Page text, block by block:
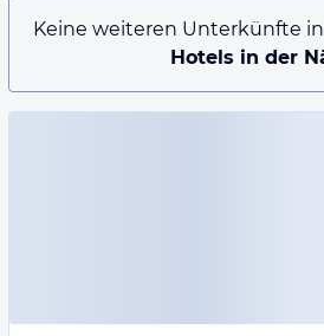
Keine weiteren Unterkünfte
Hotels in der